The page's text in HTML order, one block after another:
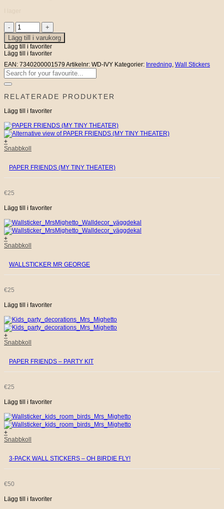
Wallsticker
Miss
Ivy
mängd
Lägg till i varukorg
Lägg till i favoriter
Lägg till i favoriter
EAN: 7340200001579 Artikelnr: WD-IVY Kategorier: Inredning, Wall Stickers
Sök
efter:
RELATERADE PRODUKTER
Lägg till i favoriter
+
Snabbkoll
PAPER FRIENDS (MY TINY THEATER)
€25
Lägg till i favoriter
+
Snabbkoll
WALLSTICKER MR GEORGE
€25
Lägg till i favoriter
+
Snabbkoll
PAPER FRIENDS – PARTY KIT
€25
Lägg till i favoriter
+
Snabbkoll
3-PACK WALL STICKERS – OH BIRDIE FLY!
€50
Lägg till i favoriter